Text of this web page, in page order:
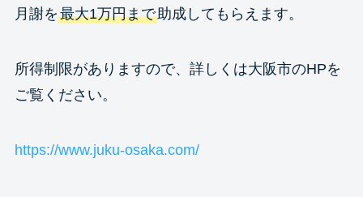
月謝を最大1万円まで助成してもらえます。
所得制限がありますので、詳しくは大阪市のHPを
ご覧ください。
https://www.juku-osaka.com/